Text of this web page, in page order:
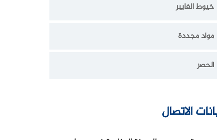
خيوط الفايبر
مواد مجددة
الحصر
الاتصال